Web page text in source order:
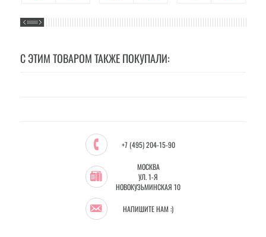
С ЭТИМ ТОВАРОМ ТАКЖЕ ПОКУПАЛИ:
+7 (495) 204-15-90
МОСКВА
УЛ. 1-Я
НОВОКУЗЬМИНСКАЯ 10
НАПИШИТЕ НАМ :)